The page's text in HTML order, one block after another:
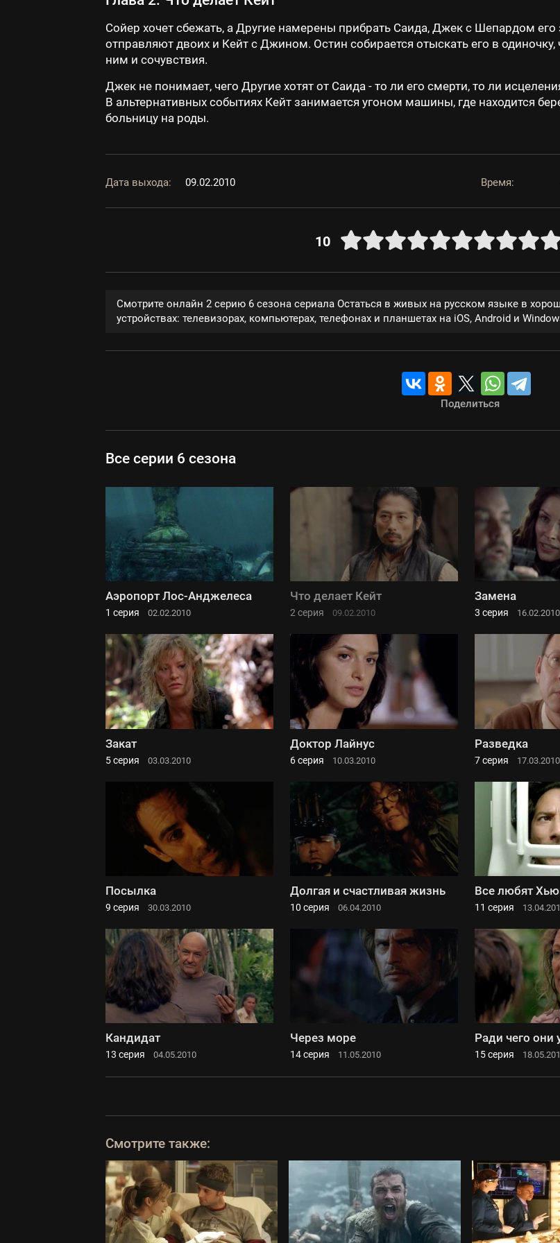
Сойер хочет сбежать, а Другие намерены прибрать Саида, Джек с Шепардом
отправляют двоих и Кейт с Джином. Остин собирается отыскать его в
ним и сочувствия.
Джек не понимает, чего Другие хотят от Саида - то ли его смерти, то ли
В альтернативных событиях Кейт занимается угоном машины, где находится
больницу на роды.
Дата выхода: 09.02.2010 Время:
10
Смотрите онлайн 2 серию 6 сезона сериала Остаться в живых на русском языке в
устройствах: телевизорах, компьютерах, телефонах и планшетах на iOS, Android и
Поделиться
Все серии 6 сезона
Аэропорт Лос-Анджелеса
1 серия 02.02.2010
Что делает Кейт
2 серия 09.02.2010
Замена
3 серия 16.02.2010
Закат
5 серия 03.03.2010
Доктор Лайнус
6 серия 10.03.2010
Разведка
7 серия 17.03.2010
Посылка
9 серия 30.03.2010
Долгая и счастливая жизнь
10 серия 06.04.2010
Все любят
11 серия
Кандидат
13 серия 04.05.2010
Через море
14 серия 11.05.2010
Ради чего они
15 серия
Смотрите также: